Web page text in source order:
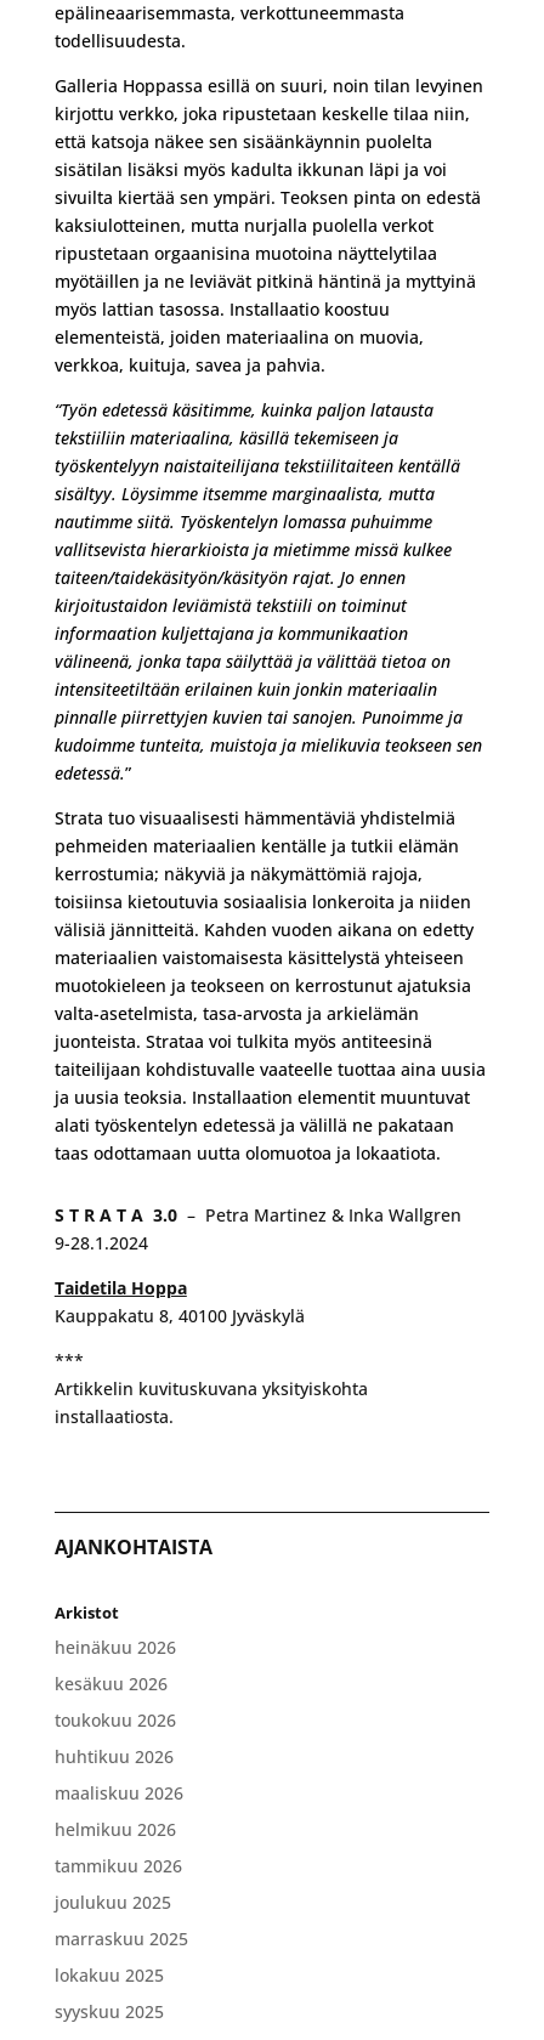
epälineaarisemmasta, verkottuneemmasta
todellisuudesta.
Galleria Hoppassa esillä on suuri, noin tilan levyinen
kirjottu verkko, joka ripustetaan keskelle tilaa niin,
että katsoja näkee sen sisäänkäynnin puolelta
sisätilan lisäksi myös kadulta ikkunan läpi ja voi
sivuilta kiertää sen ympäri. Teoksen pinta on edestä
kaksiulotteinen, mutta nurjalla puolella verkot
ripustetaan orgaanisina muotoina näyttelytilaa
myötäillen ja ne leviävät pitkinä häntinä ja myttyinä
myös lattian tasossa. Installaatio koostuu
elementeistä, joiden materiaalina on muovia,
verkkoa, kuituja, savea ja pahvia.
“Työn edetessä käsitimme, kuinka paljon latausta
tekstiiliin materiaalina, käsillä tekemiseen ja
työskentelyyn naistaiteilijana tekstiilitaiteen kentällä
sisältyy. Löysimme itsemme marginaalista, mutta
nautimme siitä. Työskentelyn lomassa puhuimme
vallitsevista hierarkioista ja mietimme missä kulkee
taiteen/taidekäsityön/käsityön rajat. Jo ennen
kirjoitustaidon leviämistä tekstiili on toiminut
informaation kuljettajana ja kommunikaation
välineenä, jonka tapa säilyttää ja välittää tietoa on
intensiteetiltään erilainen kuin jonkin materiaalin
pinnalle piirrettyjen kuvien tai sanojen. Punoimme ja
kudoimme tunteita, muistoja ja mielikuvia teokseen sen
edetessä.”
Strata tuo visuaalisesti hämmentäviä yhdistelmiä
pehmeiden materiaalien kentälle ja tutkii elämän
kerrostumia; näkyviä ja näkymättömiä rajoja,
toisiinsa kietoutuvia sosiaalisia lonkeroita ja niiden
välisiä jännitteitä. Kahden vuoden aikana on edetty
materiaalien vaistomaisesta käsittelystä yhteiseen
muotokieleen ja teokseen on kerrostunut ajatuksia
valta-asetelmista, tasa-arvosta ja arkielämän
juonteista. Strataa voi tulkita myös antiteesinä
taiteilijaan kohdistuvalle vaateelle tuottaa aina uusia
ja uusia teoksia. Installaation elementit muuntuvat
alati työskentelyn edetessä ja välillä ne pakataan
taas odottamaan uutta olomuotoa ja lokaatiota.
S T R A T A 3.0– Petra Martinez & Inka Wallgren
9-28.1.2024
Taidetila Hoppa
Kauppakatu 8, 40100 Jyväskylä
***
Artikkelin kuvituskuvana yksityiskohta
installaatiosta.
AJANKOHTAISTA
Arkistot
heinäkuu 2026
kesäkuu 2026
toukokuu 2026
huhtikuu 2026
maaliskuu 2026
helmikuu 2026
tammikuu 2026
joulukuu 2025
marraskuu 2025
lokakuu 2025
syyskuu 2025